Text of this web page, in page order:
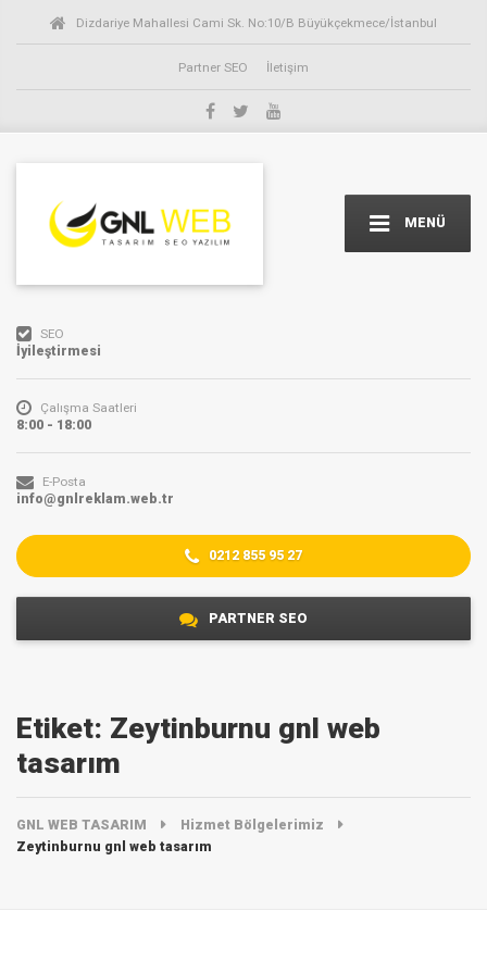
Dizdariye Mahallesi Cami Sk. No:10/B Büyükçekmece/İstanbul
Partner SEO İletişim
MENÜ
PARTNER SEO
SEO
İyileştirmesi
Çalışma Saatleri
8:00 - 18:00
E-Posta
info@gnlreklam.web.tr
0212 855 95 27
Etiket: Zeytinburnu gnl web
tasarım
GNL WEB TASARIM
Hizmet Bölgelerimiz
Zeytinburnu gnl web tasarım